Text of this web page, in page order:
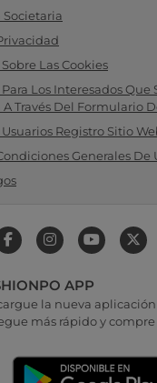
Las Cookies
Los Interesados Que
Través Del Formulario
Registro Sitio
Generales De
APP
la nueva aplicación
más rápido y